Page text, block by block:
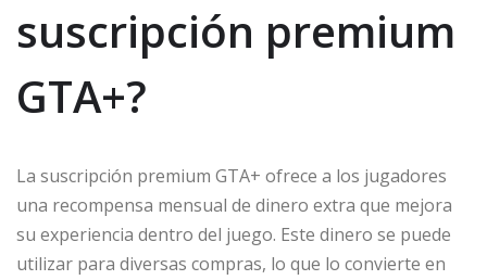
suscripción premium
GTA+?
La suscripción premium GTA+ ofrece a los jugadores
una recompensa mensual de dinero extra que mejora
su experiencia dentro del juego. Este dinero se puede
utilizar para diversas compras, lo que lo convierte en